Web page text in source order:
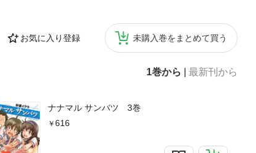
お気に入り登録 未購入巻をまとめて買う
1巻から 最新刊から
ナナマル サンバツ 3巻
616